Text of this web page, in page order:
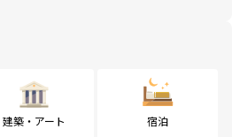
建築・アート 宿泊